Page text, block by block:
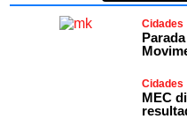
Cidades
Cidades
MEC